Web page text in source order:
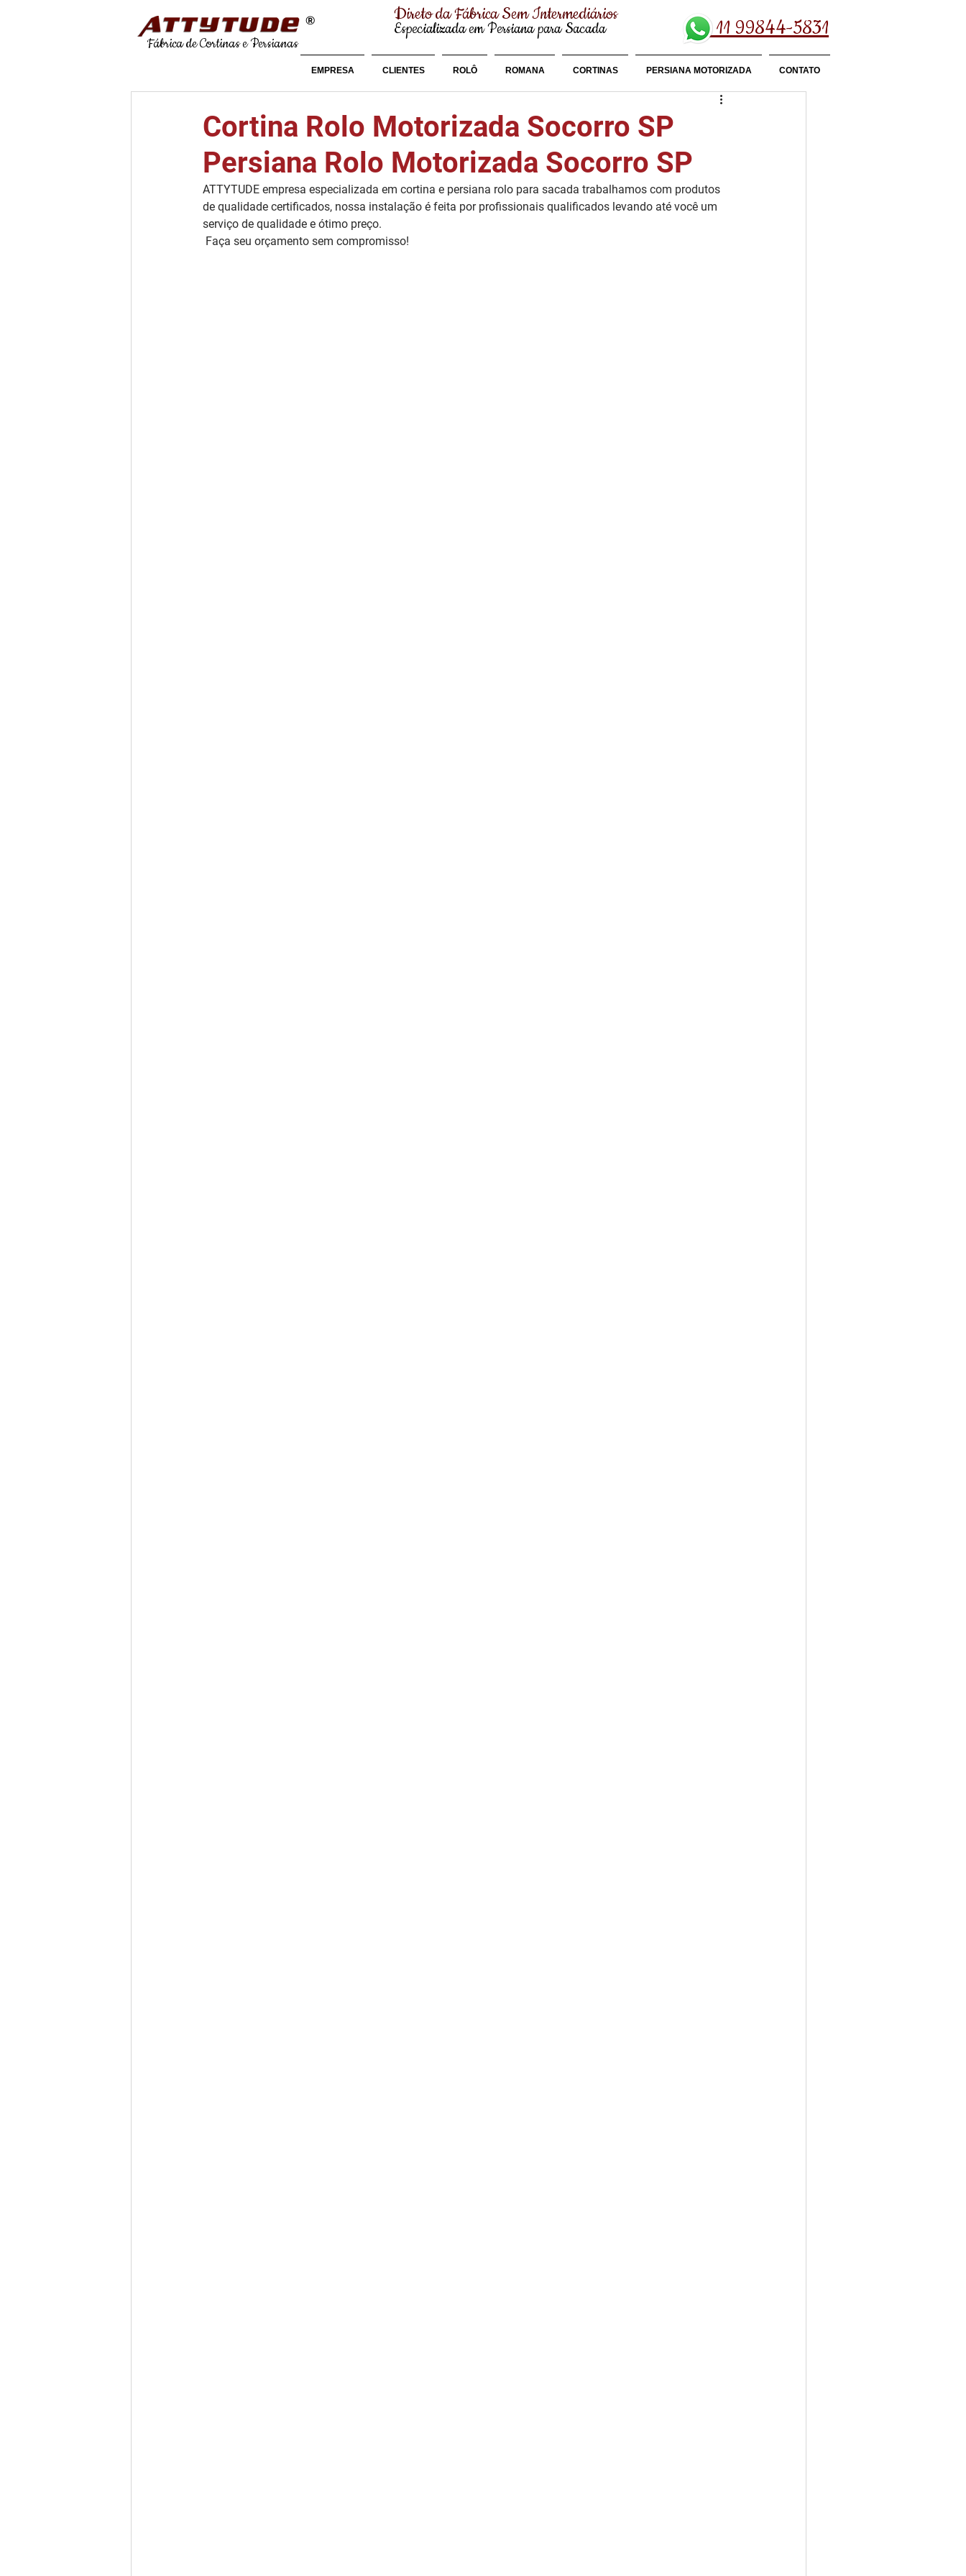
Fábrica de Cortinas e Persianas
® Direto da Fábrica Sem Intermediários
Especializada em Persiana para Sacada 11 99844-5831
EMPRESA CLIENTES ROLÔ ROMANA CORTINAS PERSIANA MOTORIZADA CONTATO
Cortina Rolo Motorizada Socorro SP
Persiana Rolo Motorizada Socorro SP
ATTYTUDE empresa especializada em cortina e persiana rolo para sacada trabalhamos com produtos
de qualidade certificados, nossa instalação é feita por profissionais qualificados levando até você um
serviço de qualidade e ótimo preço.
Faça seu orçamento sem compromisso!